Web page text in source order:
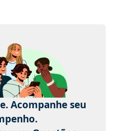
Acompanhe seu